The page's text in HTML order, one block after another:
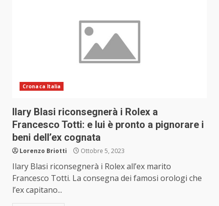
Cronaca Italia
llary Blasi riconsegnerà i Rolex a
Francesco Totti: e lui è pronto a pignorare i
beni dell’ex cognata
Lorenzo Briotti Ottobre 5, 2023
Ilary Blasi riconsegnerà i Rolex all’ex marito
Francesco Totti. La consegna dei famosi orologi che
l’ex capitano...